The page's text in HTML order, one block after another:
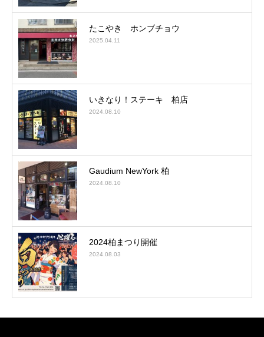
たこやき ホンブチョウ
2025.04.11
いきなり！ステーキ 柏店
2024.08.10
Gaudium NewYork 柏
2024.08.10
2024柏まつり開催
2024.08.03